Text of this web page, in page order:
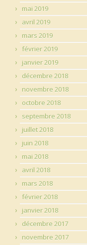
mai 2019
avril 2019
mars 2019
février 2019
janvier 2019
décembre 2018
novembre 2018
octobre 2018
septembre 2018
juillet 2018
juin 2018
mai 2018
avril 2018
mars 2018
février 2018
janvier 2018
décembre 2017
novembre 2017